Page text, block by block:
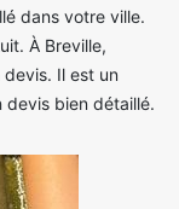
dans votre ville.
À Breville,
Il est un
bien détaillé.